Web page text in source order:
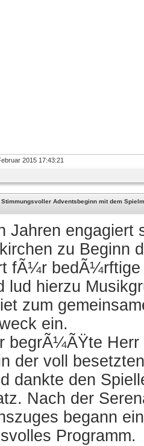
2015 17:43:21
Stimmungsvoller Adventsbeginn mit dem
Jahren engagiert
zu Beginn
fÃ¼r bedÃ¼rftige
lud hierzu
zum
ein.
begrÃ¼ÃŸte
der voll
dankte den
Nach der
begann
Programm.